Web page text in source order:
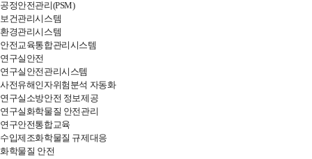
공정안전관리(PSM)
보건관리시스템
환경관리시스템
안전교육통합관리시스템
연구실안전
연구실안전관리시스템
사전유해인자위험분석 자동화
연구실소방안전 정보제공
연구실화학물질 안전관리
연구안전통합교육
수입제조화학물질 규제대응
화학물질 안전